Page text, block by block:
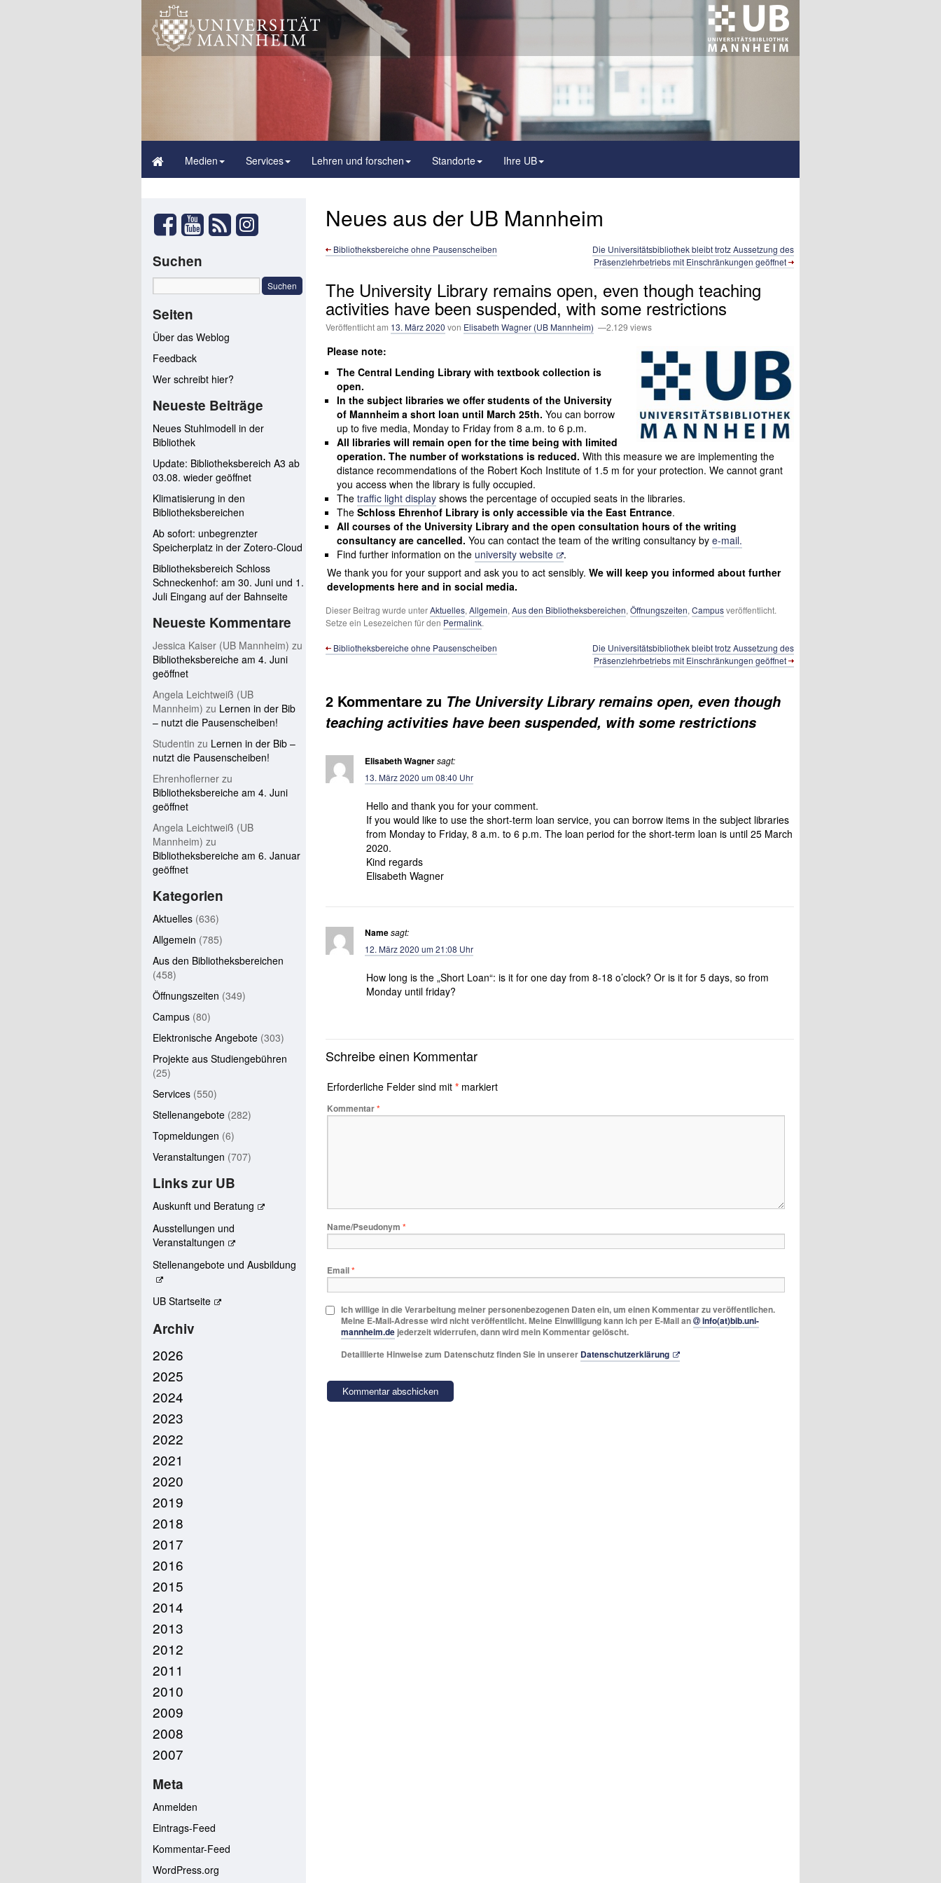
Medien Services Lehren und forschen Standorte Ihre UB
Neues aus der UB Mannheim
Bibliotheksbereiche ohne Pausenscheiben
Die Universitätsbibliothek bleibt trotz Aussetzung des
Präsenzlehrbetriebs mit Einschränkungen geöffnet
The University Library remains open, even though teaching
activities have been suspended, with some restrictions
Veröffentlicht am 13. März 2020 von Elisabeth Wagner (UB Mannheim) —2.129 views
Please note:
The Central Lending Library with textbook collection is
open.
In the subject libraries we offer students of the University
of Mannheim a short loan until March 25th. You can borrow
up to five media, Monday to Friday from 8 a.m. to 6 p.m.
All libraries will remain open for the time being with limited
operation. The number of workstations is reduced. With this measure we are implementing the
distance recommendations of the Robert Koch Institute of 1.5 m for your protection. We cannot grant
you access when the library is fully occupied.
Thetraffic light display shows the percentage of occupied seats in the libraries.
TheSchloss Ehrenhof Library is only accessible via the East Entrance.
All courses of the University Library and the open consultation hours of the writing
consultancy are cancelled. You can contact the team of the writing consultancy bye-mail.
Find further information on the university website
.
We thank you for your support and ask you to act sensibly.We will keep you informed about further
developments here and in social media.
Dieser Beitrag wurde unterAktuelles,Allgemein,Aus den Bibliotheksbereichen,Öffnungszeiten,Campusveröffentlicht.
Setze ein Lesezeichen für den Permalink.
Bibliotheksbereiche ohne Pausenscheiben
Die Universitätsbibliothek bleibt trotz Aussetzung des
Präsenzlehrbetriebs mit Einschränkungen geöffnet
2 Kommentare zu The University Library remains open, even though
teaching activities have been suspended, with some restrictions
Elisabeth Wagnersagt:
13. März 2020 um 08:40 Uhr
Hello and thank you for your comment.
If you would like to use the short-term loan service, you can borrow items in the subject libraries
from Monday to Friday, 8 a.m. to 6 p.m. The loan period for the short-term loan is until 25 March
2020.
Kind regards
Elisabeth Wagner
Namesagt:
12. März 2020 um 21:08 Uhr
How long is the „Short Loan“: is it for one day from 8-18 o’clock? Or is it for 5 days, so from
Monday until friday?
Schreibe einen Kommentar
Erforderliche Felder sind mit* markiert
Kommentar*
Name/Pseudonym*
Email*
Ich willige in die Verarbeitung meiner personenbezogenen Daten ein, um einen Kommentar zu veröffentlichen.
Meine E-Mail-Adresse wird nicht veröffentlicht. Meine Einwilligung kann ich per E-Mail an
info(at)bib.uni-
mannheim.de jederzeit widerrufen, dann wird mein Kommentar gelöscht.
Detaillierte Hinweise zum Datenschutz finden Sie in unserer Datenschutzerklärung
Suchen
Seiten
Über das Weblog
Feedback
Wer schreibt hier?
Neueste Beiträge
Neues Stuhlmodell in der
Bibliothek
Update: Bibliotheksbereich A3 ab
03.08. wieder geöffnet
Klimatisierung in den
Bibliotheksbereichen
Ab sofort: unbegrenzter
Speicherplatz in der Zotero-Cloud
Bibliotheksbereich Schloss
Schneckenhof: am 30. Juni und 1.
Juli Eingang auf der Bahnseite
Neueste Kommentare
Jessica Kaiser (UB Mannheim) zu
Bibliotheksbereiche am 4. Juni
geöffnet
Angela Leichtweiß (UB
Mannheim) zu Lernen in der Bib
– nutzt die Pausenscheiben!
Studentin zu Lernen in der Bib –
nutzt die Pausenscheiben!
Ehrenhoflerner zu
Bibliotheksbereiche am 4. Juni
geöffnet
Angela Leichtweiß (UB
Mannheim) zu
Bibliotheksbereiche am 6. Januar
geöffnet
Kategorien
Aktuelles (636)
Allgemein (785)
Aus den Bibliotheksbereichen
(458)
Öffnungszeiten (349)
Campus (80)
Elektronische Angebote (303)
Projekte aus Studiengebühren
(25)
Services (550)
Stellenangebote (282)
Topmeldungen (6)
Veranstaltungen (707)
Links zur UB
Auskunft und Beratung
Ausstellungen und
Veranstaltungen
Stellenangebote und Ausbildung
UB Startseite
Archiv
2026
2025
2024
2023
2022
2021
2020
2019
2018
2017
2016
2015
2014
2013
2012
2011
2010
2009
2008
2007
Meta
Anmelden
Eintrags-Feed
Kommentar-Feed
WordPress.org